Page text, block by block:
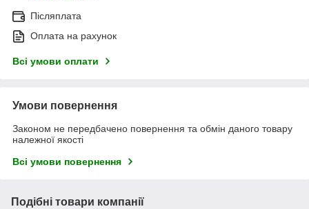
Післяплата
Оплата на рахунок
Всі умови оплати
Умови повернення
Законом не передбачено повернення та обмін даного товару
належної якості
Всі умови повернення
Подібні товари компанії